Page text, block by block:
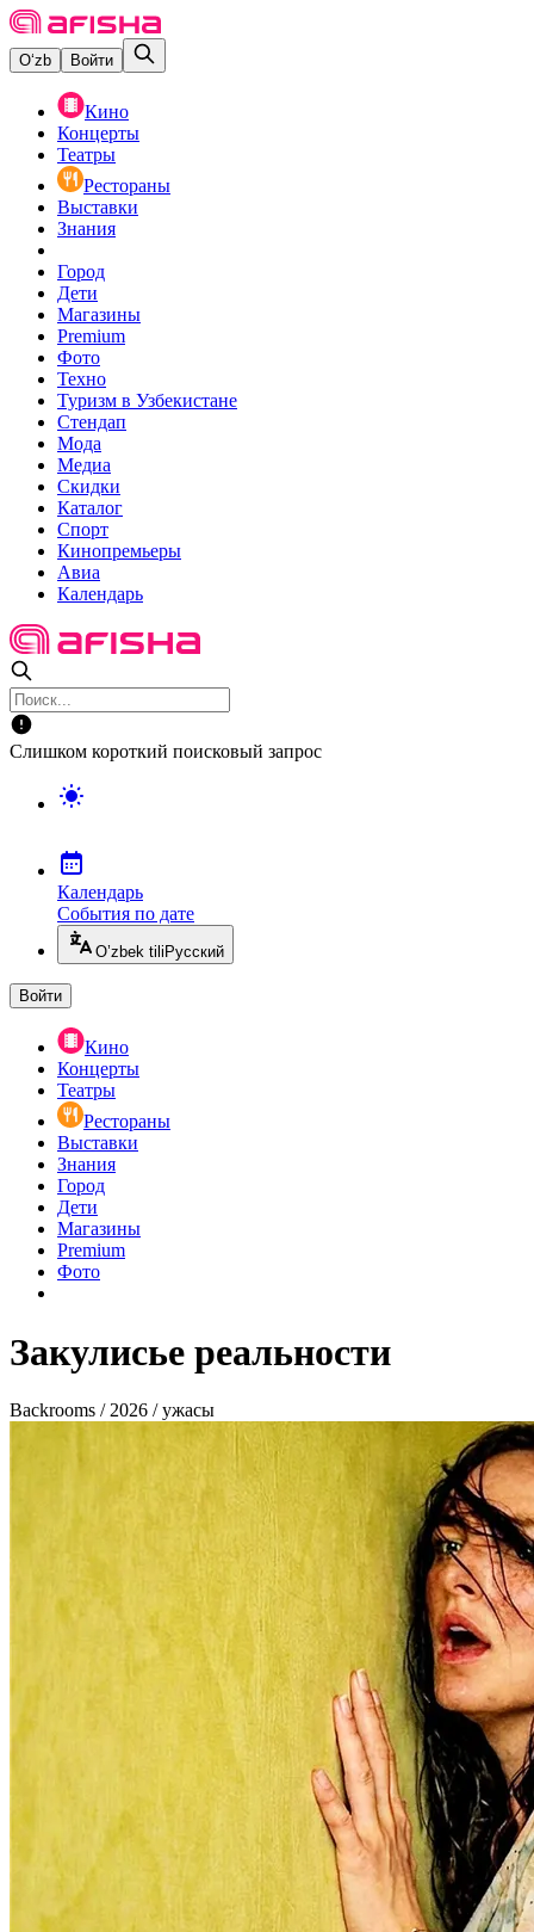
O‘zb Войти
Кино
Концерты
Театры
Рестораны
Выставки
Знания
Город
Дети
Магазины
Premium
Фото
Техно
Туризм в Узбекистане
Стендап
Мода
Медиа
Скидки
Каталог
Спорт
Кинопремьеры
Авиа
Календарь
Слишком короткий поисковый запрос
Календарь
События по дате
O’zbek tili Русский
Войти
Кино
Концерты
Театры
Рестораны
Выставки
Знания
Город
Дети
Магазины
Premium
Фото
Закулисье реальности
Backrooms / 2026 / ужасы